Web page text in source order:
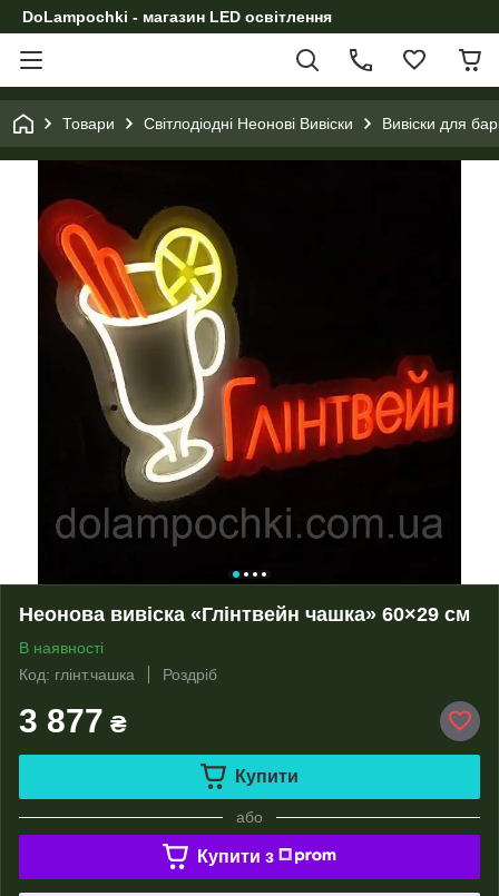
DoLampochki - магазин LED освітлення
Товари Світлодіодні Неонові Вивіски Вивіски для
Неонова вивіска «Глінтвейн чашка» 60×29 см
В наявності
Код: глінт.чашка
Роздріб
3 877 ₴
Купити
або
Купити з